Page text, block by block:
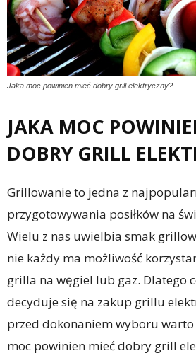
Jaka moc powinien mieć dobry grill elektryczny?
JAKA MOC
DOBRY GRILL
Grillowanie to jedna z
przygotowywania posiłków na
Wielu z nas uwielbia smak
nie każdy ma możliwość
grilla na węgiel lub gaz. Dlatego
decyduje się na zakup grillu
przed dokonaniem wyboru
moc powinien mieć dobry grill